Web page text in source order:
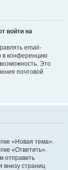
войти на
email-
в конференцию
Это
почтовой
«Новая тема».
«Ответить».
отправить
внизу страниц